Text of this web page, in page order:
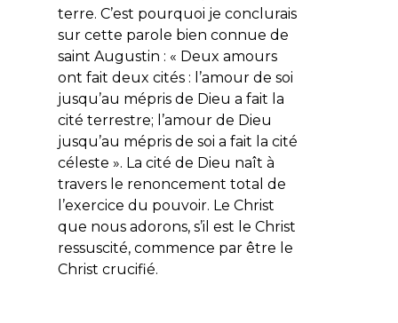
terre. C’est pourquoi je conclurais
sur cette parole bien connue de
saint Augustin : « Deux amours
ont fait deux cités : l’amour de soi
jusqu’au mépris de Dieu a fait la
cité terrestre; l’amour de Dieu
jusqu’au mépris de soi a fait la cité
céleste ». La cité de Dieu naît à
travers le renoncement total de
l’exercice du pouvoir. Le Christ
que nous adorons, s’il est le Christ
ressuscité, commence par être le
Christ crucifié.